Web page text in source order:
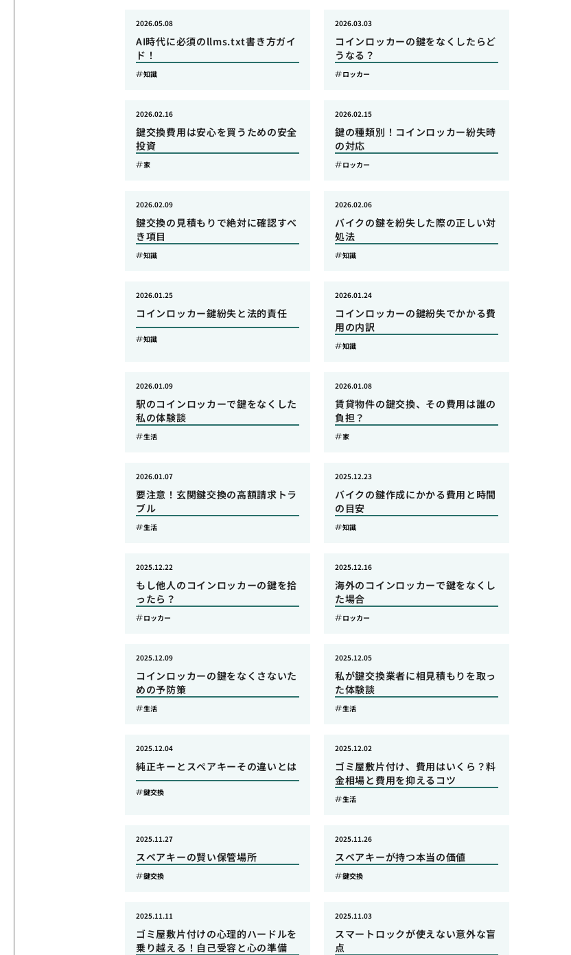
AI時代に必須のllms.txt書き方ガイ
ド！
2026.05.08
知識
コインロッカーの鍵をなくしたらど
うなる？
2026.03.03
ロッカー
鍵交換費用は安心を買うための安全
投資
2026.02.16
家
鍵の種類別！コインロッカー紛失時
の対応
2026.02.15
ロッカー
鍵交換の見積もりで絶対に確認すべ
き項目
2026.02.09
知識
バイクの鍵を紛失した際の正しい対
処法
2026.02.06
知識
コインロッカー鍵紛失と法的責任
2026.01.25
知識
コインロッカーの鍵紛失でかかる費
用の内訳
2026.01.24
知識
駅のコインロッカーで鍵をなくした
私の体験談
2026.01.09
生活
賃貸物件の鍵交換、その費用は誰の
負担？
2026.01.08
家
要注意！玄関鍵交換の高額請求トラ
ブル
2026.01.07
生活
バイクの鍵作成にかかる費用と時間
の目安
2025.12.23
知識
もし他人のコインロッカーの鍵を拾
ったら？
2025.12.22
ロッカー
海外のコインロッカーで鍵をなくし
た場合
2025.12.16
ロッカー
コインロッカーの鍵をなくさないた
めの予防策
2025.12.09
生活
私が鍵交換業者に相見積もりを取っ
た体験談
2025.12.05
生活
純正キーとスペアキーその違いとは
2025.12.04
鍵交換
ゴミ屋敷片付け、費用はいくら？料
金相場と費用を抑えるコツ
2025.12.02
生活
スペアキーの賢い保管場所
2025.11.27
鍵交換
スペアキーが持つ本当の価値
2025.11.26
鍵交換
ゴミ屋敷片付けの心理的ハードルを
乗り越える！自己受容と心の準備
2025.11.11
スマートロックが使えない意外な盲
点
2025.11.03